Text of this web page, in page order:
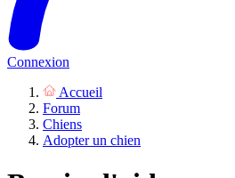
Connexion
Accueil
Forum
Chiens
Adopter un chien